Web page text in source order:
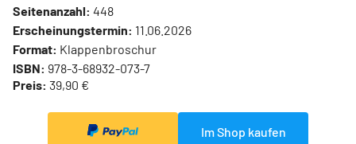
Seitenanzahl: 448
Erscheinungstermin: 11.06.2026
Format: Klappenbroschur
ISBN: 978-3-68932-073-7
Preis: 39,90 €
Im Shop kaufen